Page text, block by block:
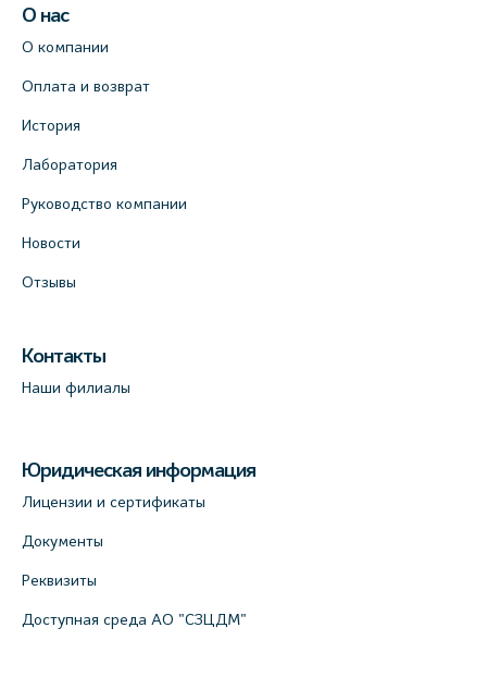
О нас
О компании
Оплата и возврат
История
Лаборатория
Руководство компании
Новости
Отзывы
Контакты
Наши филиалы
Юридическая информация
Лицензии и сертификаты
Документы
Реквизиты
Доступная среда АО "СЗЦДМ"